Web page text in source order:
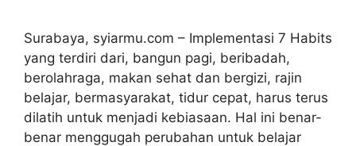
Surabaya, syiarmu.com – Implementasi 7 Habits
yang terdiri dari, bangun pagi, beribadah,
berolahraga, makan sehat dan bergizi, rajin
belajar, bermasyarakat, tidur cepat, harus terus
dilatih untuk menjadi kebiasaan. Hal ini benar-
benar menggugah perubahan untuk belajar